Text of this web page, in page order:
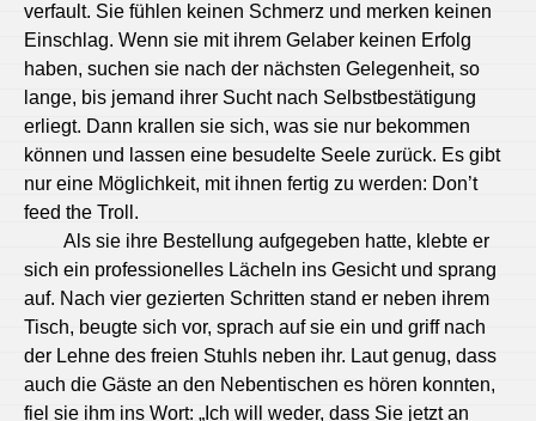
verfault. Sie fühlen keinen Schmerz und merken keinen
Einschlag. Wenn sie mit ihrem Gelaber keinen Erfolg
haben, suchen sie nach der nächsten Gelegenheit, so
lange, bis jemand ihrer Sucht nach Selbstbestätigung
erliegt. Dann krallen sie sich, was sie nur bekommen
können und lassen eine besudelte Seele zurück. Es gibt
nur eine Möglichkeit, mit ihnen fertig zu werden: Don’t
feed the Troll.
Als sie ihre Bestellung aufgegeben hatte, klebte er
sich ein professionelles Lächeln ins Gesicht und sprang
auf. Nach vier gezierten Schritten stand er neben ihrem
Tisch, beugte sich vor, sprach auf sie ein und griff nach
der Lehne des freien Stuhls neben ihr. Laut genug, dass
auch die Gäste an den Nebentischen es hören konnten,
fiel sie ihm ins Wort: „Ich will weder, dass Sie jetzt an